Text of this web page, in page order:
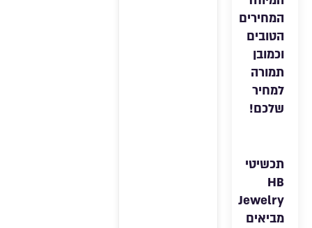
המחירים
הטובים
וכמובן
תמורה
למחיר
שלכם!
תכשיטי
HB
Jewelry
מביאים